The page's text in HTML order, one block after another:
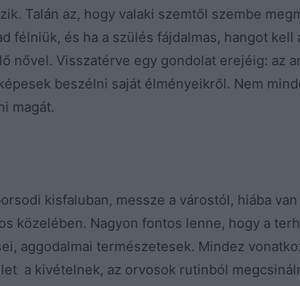
Talán az, hogy valaki szemtől szembe
félniük, és ha a szülés fájdalmas, hangot
nővel. Visszatérve egy gondolat erejéig: az
beszélni saját élményeikről. Nem
magát.
kisfaluban, messze a várostól, hiába
közelében. Nagyon fontos lenne, hogy a
aggodalmai természetesek. Mindez
a kivételnek, az orvosok rutinból